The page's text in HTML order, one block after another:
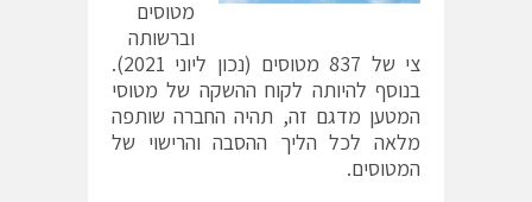
מטוסים
וברשותה
צי של 837 מטוסים (נכון ליוני 2021).
בנוסף להיותה לקוח ההשקה של מטוסי
המטען מדגם זה, תהיה החברה שותפה
מלאה לכל הליך ההסבה והרישוי של
המטוסים.